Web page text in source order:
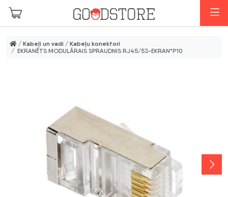
Skip to main content
/ Kabeļi un vadi / Kabeļu konektori
/ EKRANĒTS MODULĀRAIS SPRAUDNIS RJ45/53-EKRAN*P10